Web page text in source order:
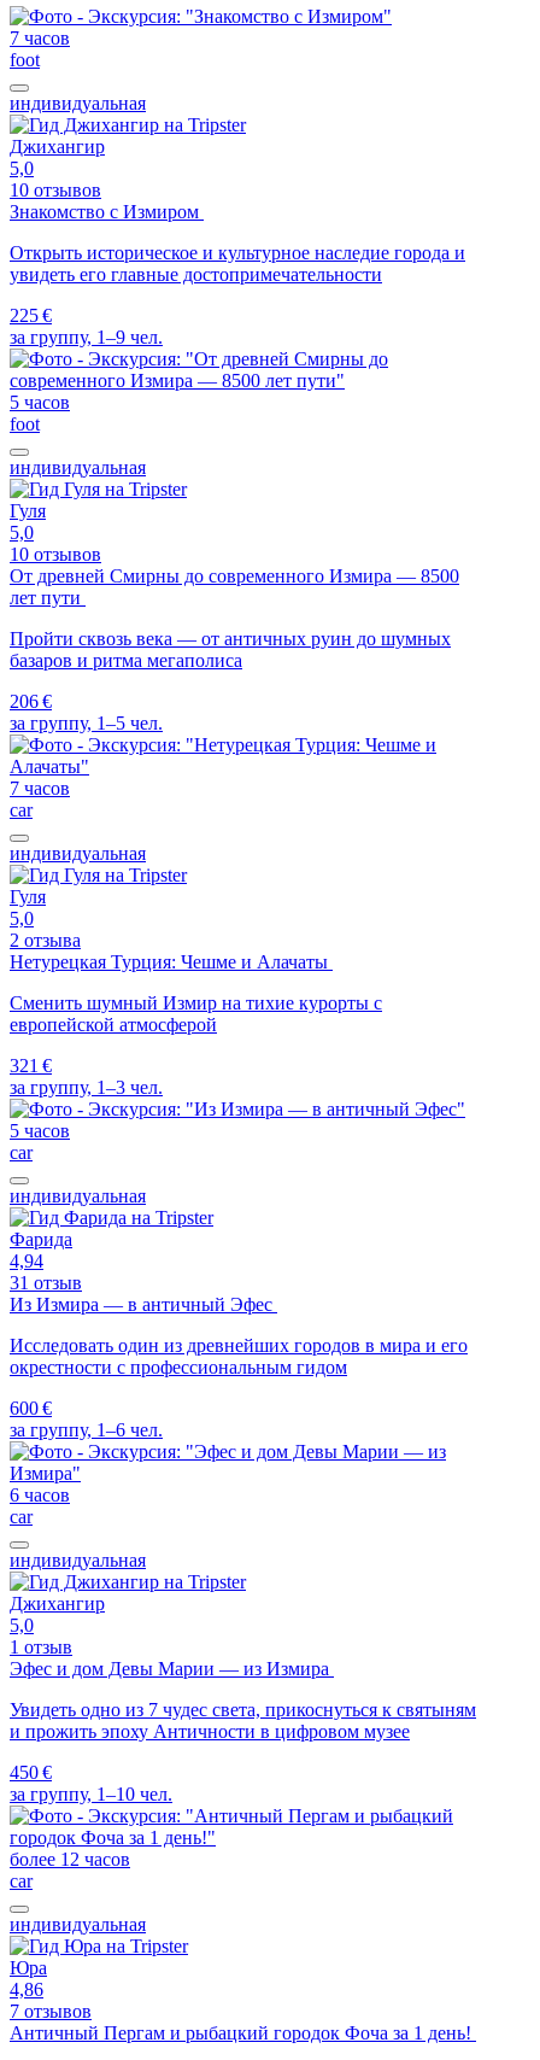
7 часов
foot
индивидуальная
Джихангир
5,0
10 отзывов
Знакомство с Измиром
Открыть историческое и культурное наследие города и
увидеть его главные достопримечательности
225 €
за группу, 1–9 чел.
5 часов
foot
индивидуальная
Гуля
5,0
10 отзывов
От древней Смирны до современного Измира — 8500
лет пути
Пройти сквозь века — от античных руин до шумных
базаров и ритма мегаполиса
206 €
за группу, 1–5 чел.
7 часов
car
индивидуальная
Гуля
5,0
2 отзыва
Нетурецкая Турция: Чешме и Алачаты
Сменить шумный Измир на тихие курорты с
европейской атмосферой
321 €
за группу, 1–3 чел.
5 часов
car
индивидуальная
Фарида
4,94
31 отзыв
Из Измира — в античный Эфес
Исследовать один из древнейших городов в мира и его
окрестности с профессиональным гидом
600 €
за группу, 1–6 чел.
6 часов
car
индивидуальная
Джихангир
5,0
1 отзыв
Эфес и дом Девы Марии — из Измира
Увидеть одно из 7 чудес света, прикоснуться к святыням
и прожить эпоху Античности в цифровом музее
450 €
за группу, 1–10 чел.
более 12 часов
car
индивидуальная
Юра
4,86
7 отзывов
Античный Пергам и рыбацкий городок Фоча за 1 день!